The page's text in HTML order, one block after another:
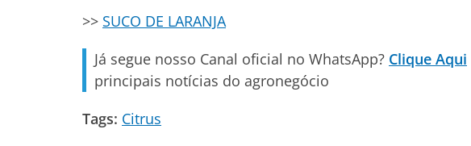
>> SUCO DE LARANJA
Já segue nosso Canal oficial no WhatsApp? Clique Aqui
principais notícias do agronegócio
Tags: Citrus